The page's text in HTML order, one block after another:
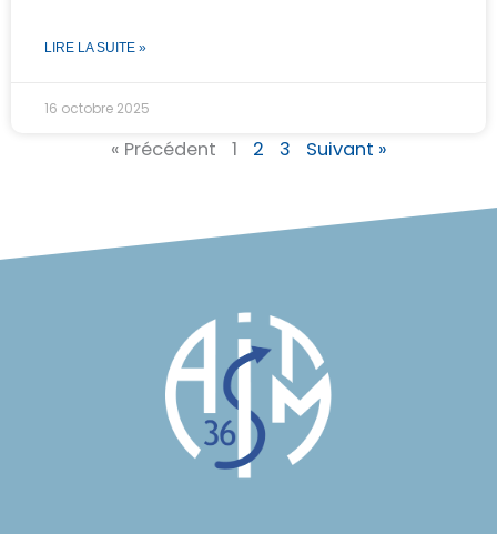
LIRE LA SUITE »
16 octobre 2025
« Précédent 1 2 3 Suivant »